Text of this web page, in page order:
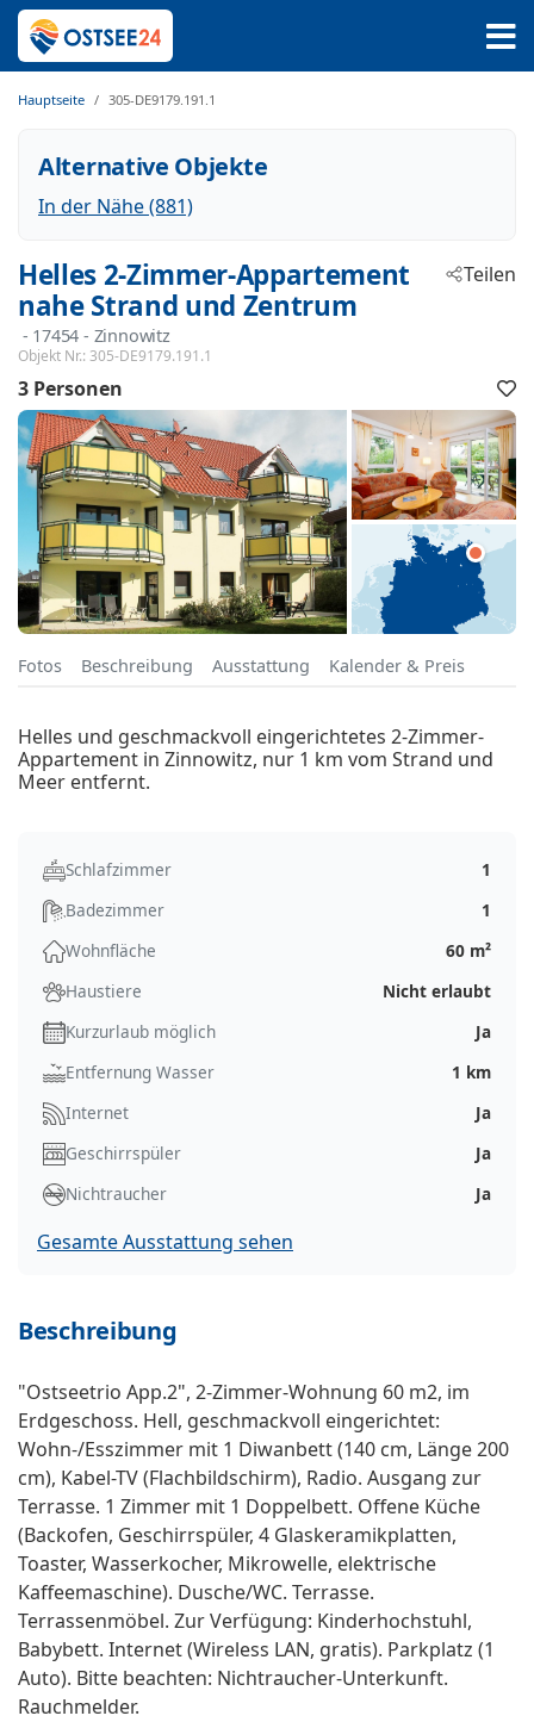
Hauptseite 305-DE9179.191.1
Alternative Objekte
In der Nähe (881)
Helles 2-Zimmer-Appartement
nahe Strand und Zentrum
- 17454 - Zinnowitz
Objekt Nr.: 305-DE9179.191.1
Teilen
3 Personen
Fotos Beschreibung Ausstattung Kalender & Preis
Helles und geschmackvoll eingerichtetes 2-Zimmer-
Appartement in Zinnowitz, nur 1 km vom Strand und
Meer entfernt.
Schlafzimmer
1
Badezimmer
1
Wohnfläche
60 m²
Haustiere
Nicht erlaubt
Kurzurlaub möglich
Ja
Entfernung Wasser
1 km
Internet
Ja
Geschirrspüler
Ja
Nichtraucher
Ja
Gesamte Ausstattung sehen
Beschreibung
"Ostseetrio App.2", 2-Zimmer-Wohnung 60 m2, im
Erdgeschoss. Hell, geschmackvoll eingerichtet:
Wohn-/Esszimmer mit 1 Diwanbett (140 cm, Länge 200
cm), Kabel-TV (Flachbildschirm), Radio. Ausgang zur
Terrasse. 1 Zimmer mit 1 Doppelbett. Offene Küche
(Backofen, Geschirrspüler, 4 Glaskeramikplatten,
Toaster, Wasserkocher, Mikrowelle, elektrische
Kaffeemaschine). Dusche/WC. Terrasse.
Terrassenmöbel. Zur Verfügung: Kinderhochstuhl,
Babybett. Internet (Wireless LAN, gratis). Parkplatz (1
Auto). Bitte beachten: Nichtraucher-Unterkunft.
Rauchmelder.